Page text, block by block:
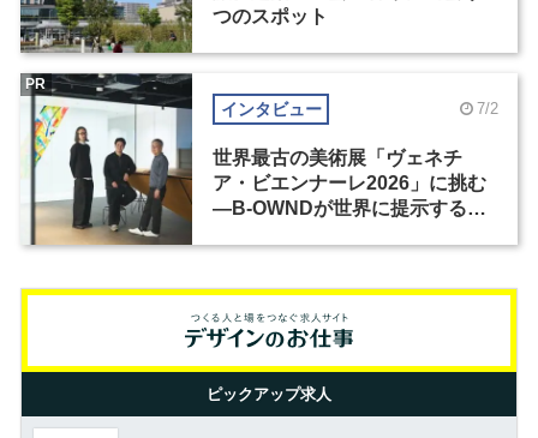
つのスポット
インタビュー 7/2
世界最古の美術展「ヴェネチ
ア・ビエンナーレ2026」に挑む
―B-OWNDが世界に提示する美
PR
ピックアップ求人